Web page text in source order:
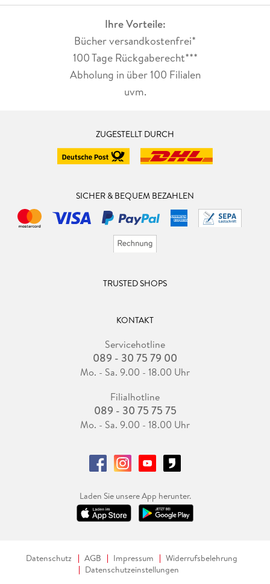
Ihre Vorteile:
Bücher versandkostenfrei*
100 Tage Rückgaberecht***
Abholung in über 100 Filialen
uvm.
ZUGESTELLT DURCH
SICHER & BEQUEM BEZAHLEN
TRUSTED SHOPS
KONTAKT
Servicehotline
089 - 30 75 79 00
Mo. - Sa. 9.00 - 18.00 Uhr
Filialhotline
089 - 30 75 75 75
Mo. - Sa. 9.00 - 18.00 Uhr
Laden Sie unsere App herunter.
Datenschutz AGB Impressum
Widerrufsbelehrung
Datenschutzeinstellungen